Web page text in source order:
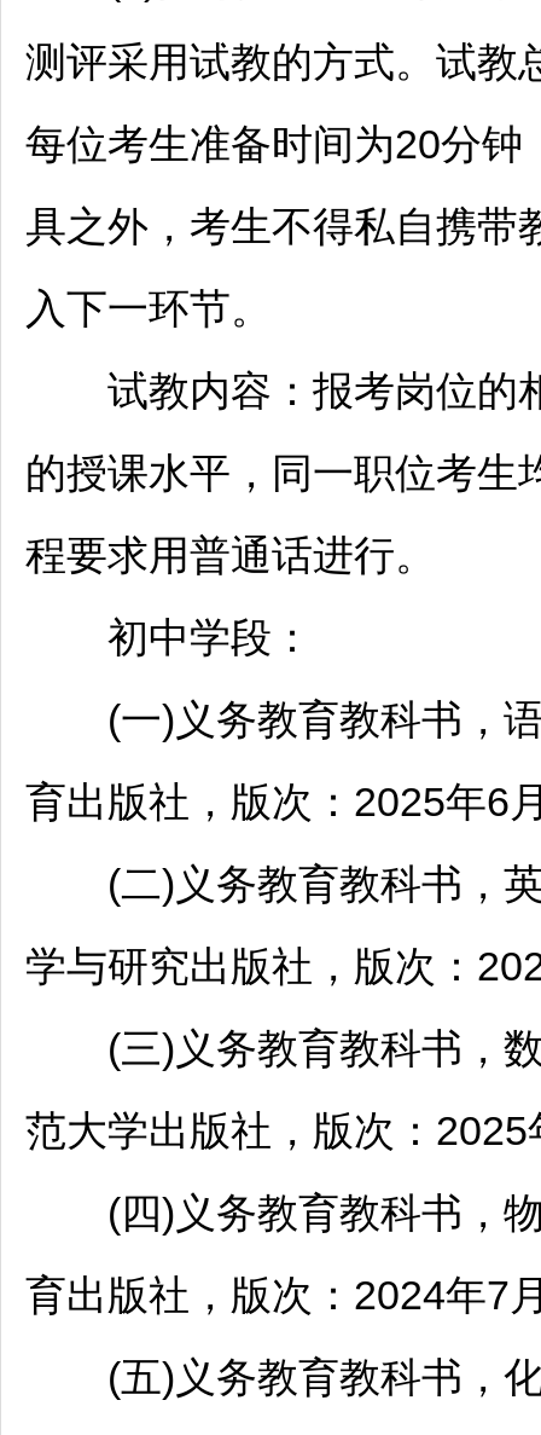
测评采用试教的方式。试教
每位考生准备时间为20分
具之外，考生不得私自携带
入下一环节。
试教内容：报考岗位的
的授课水平，同一职位考生
程要求用普通话进行。
初中学段：
(一)义务教育教科书，语
育出版社，版次：2025年6
(二)义务教育教科书，英
学与研究出版社，版次：
(三)义务教育教科书，数
范大学出版社，版次：
(四)义务教育教科书，物
育出版社，版次：2024年7
(五)义务教育教科书，化